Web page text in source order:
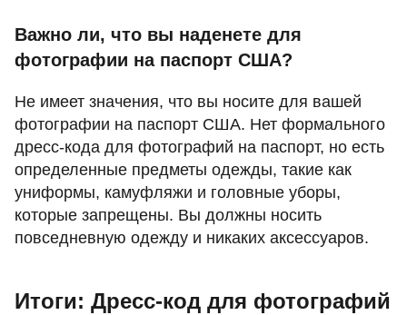
Важно ли, что вы наденете для
фотографии на паспорт США?
Не имеет значения, что вы носите для вашей
фотографии на паспорт США. Нет формального
дресс-кода для фотографий на паспорт, но есть
определенные предметы одежды, такие как
униформы, камуфляжи и головные уборы,
которые запрещены. Вы должны носить
повседневную одежду и никаких аксессуаров.
Итоги: Дресс-код для фотографий